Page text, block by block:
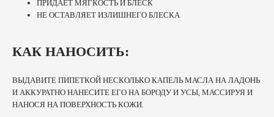
ПРИДАЕТ МЯГКОСТЬ И БЛЕСК
НЕ ОСТАВЛЯЕТ ИЗЛИШНЕГО БЛЕСКА
КАК НАНОСИТЬ:
ВЫДАВИТЕ ПИПЕТКОЙ НЕСКОЛЬКО КАПЕЛЬ МАСЛА НА ЛАДОНЬ
И АККУРАТНО НАНЕСИТЕ ЕГО НА БОРОДУ И УСЫ, МАССИРУЯ И
НАНОСЯ НА ПОВЕРХНОСТЬ КОЖИ.